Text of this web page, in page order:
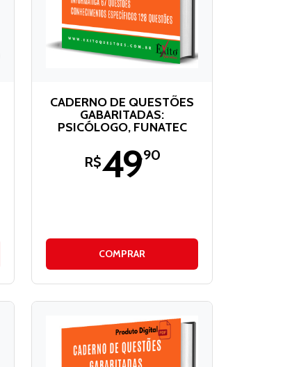
CADERNO DE QUESTÕES
GABARITADAS:
PSICÓLOGO, FUNATEC
R$49,90
COMPRAR